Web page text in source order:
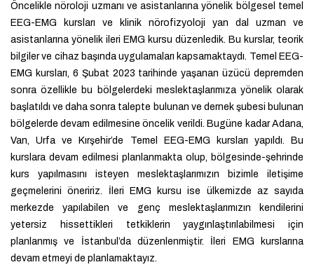
Öncelikle nöroloji uzmanı ve asistanlarına yönelik bölgesel temel
EEG-EMG kursları ve klinik nörofizyoloji yan dal uzman ve
asistanlarına yönelik ileri EMG kursu düzenledik. Bu kurslar, teorik
bilgiler ve cihaz başında uygulamaları kapsamaktaydı. Temel EEG-
EMG kursları, 6 Şubat 2023 tarihinde yaşanan üzücü depremden
sonra özellikle bu bölgelerdeki meslektaşlarımıza yönelik olarak
başlatıldı ve daha sonra talepte bulunan ve dernek şubesi bulunan
bölgelerde devam edilmesine öncelik verildi. Bugüne kadar Adana,
Van, Urfa ve Kırşehir’de Temel EEG-EMG kursları yapıldı. Bu
kurslara devam edilmesi planlanmakta olup, bölgesinde-şehrinde
kurs yapılmasını isteyen meslektaşlarımızın bizimle iletişime
geçmelerini öneririz. İleri EMG kursu ise ülkemizde az sayıda
merkezde yapılabilen ve genç meslektaşlarımızın kendilerini
yetersiz hissettikleri tetkiklerin yaygınlaştırılabilmesi için
planlanmış ve İstanbul’da düzenlenmiştir. İleri EMG kurslarına
devam etmeyi de planlamaktayız.